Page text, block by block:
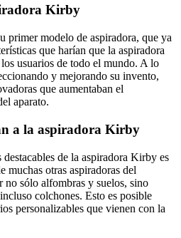
Kirby
primer modelo de aspiradora, que ya
que harían que la aspiradora
usuarios de todo el mundo. A lo
y mejorando su invento,
que aumentaban el
aparato.
a la aspiradora Kirby
destacables de la aspiradora Kirby es
muchas otras aspiradoras del
sólo alfombras y suelos, sino
colchones. Esto es posible
personalizables que vienen con la